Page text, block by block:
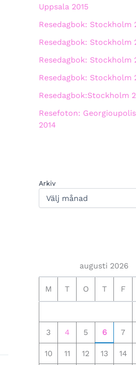
Uppsala 2015
Resedagbok: Stockholm
Resedagbok: Stockholm
Resedagbok: Stockholm
Resedagbok: Stockholm
Resedagbok:Stockholm
Resefoton:
2014
Arkiv
augusti 2026
M T O T F
3 4 5 6 7
10 11 12 13 14